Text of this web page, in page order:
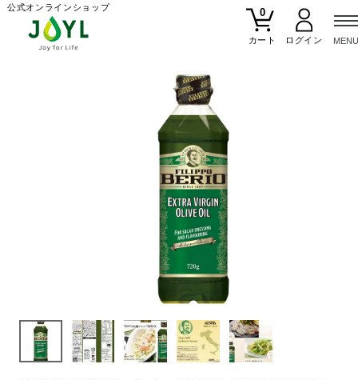
公式オンラインショップ
0
カート